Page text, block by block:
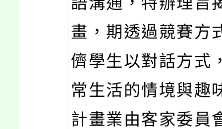
畫，期透過競賽方
儕學生以對話方式
常生活的情境與趣
計畫業由客家委員